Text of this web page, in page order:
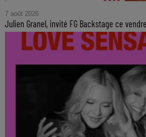
7 août 2026
Julien Granel, invité FG Backstage ce